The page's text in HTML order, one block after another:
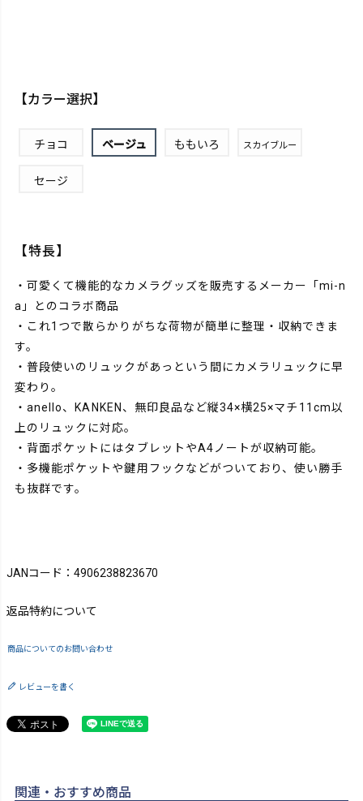
【カラー選択】
チョコ ベージュ ももいろ スカイブルー
セージ
【特長】
・可愛くて機能的なカメラグッズを販売するメーカー「mi-n
a」とのコラボ商品
・これ1つで散らかりがちな荷物が簡単に整理・収納できま
す。
・普段使いのリュックがあっという間にカメラリュックに早
変わり。
・anello、KANKEN、無印良品など縦34×横25×マチ11cm以
上のリュックに対応。
・背面ポケットにはタブレットやA4ノートが収納可能。
・多機能ポケットや鍵用フックなどがついており、使い勝手
も抜群です。
JANコード：4906238823670
返品特約について
商品についてのお問い合わせ
レビューを書く
関連・おすすめ商品